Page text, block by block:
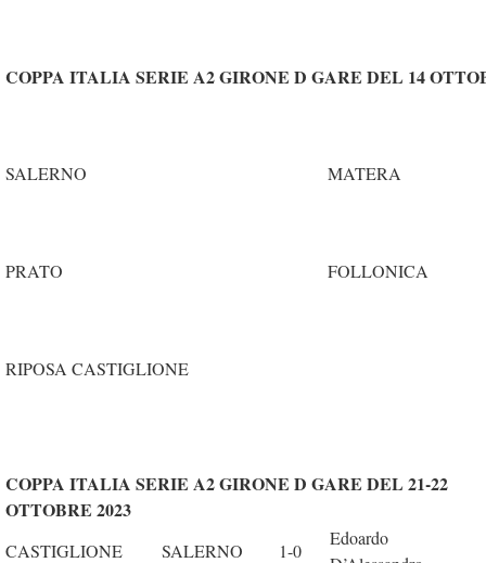
COPPA ITALIA SERIE A2 GIRONE D GARE DEL 14
SALERNO MATERA
PRATO FOLLONICA
RIPOSA CASTIGLIONE
COPPA ITALIA SERIE A2 GIRONE D GARE DEL 21-22
OTTOBRE 2023
CASTIGLIONE SALERNO 1-0
Edoardo